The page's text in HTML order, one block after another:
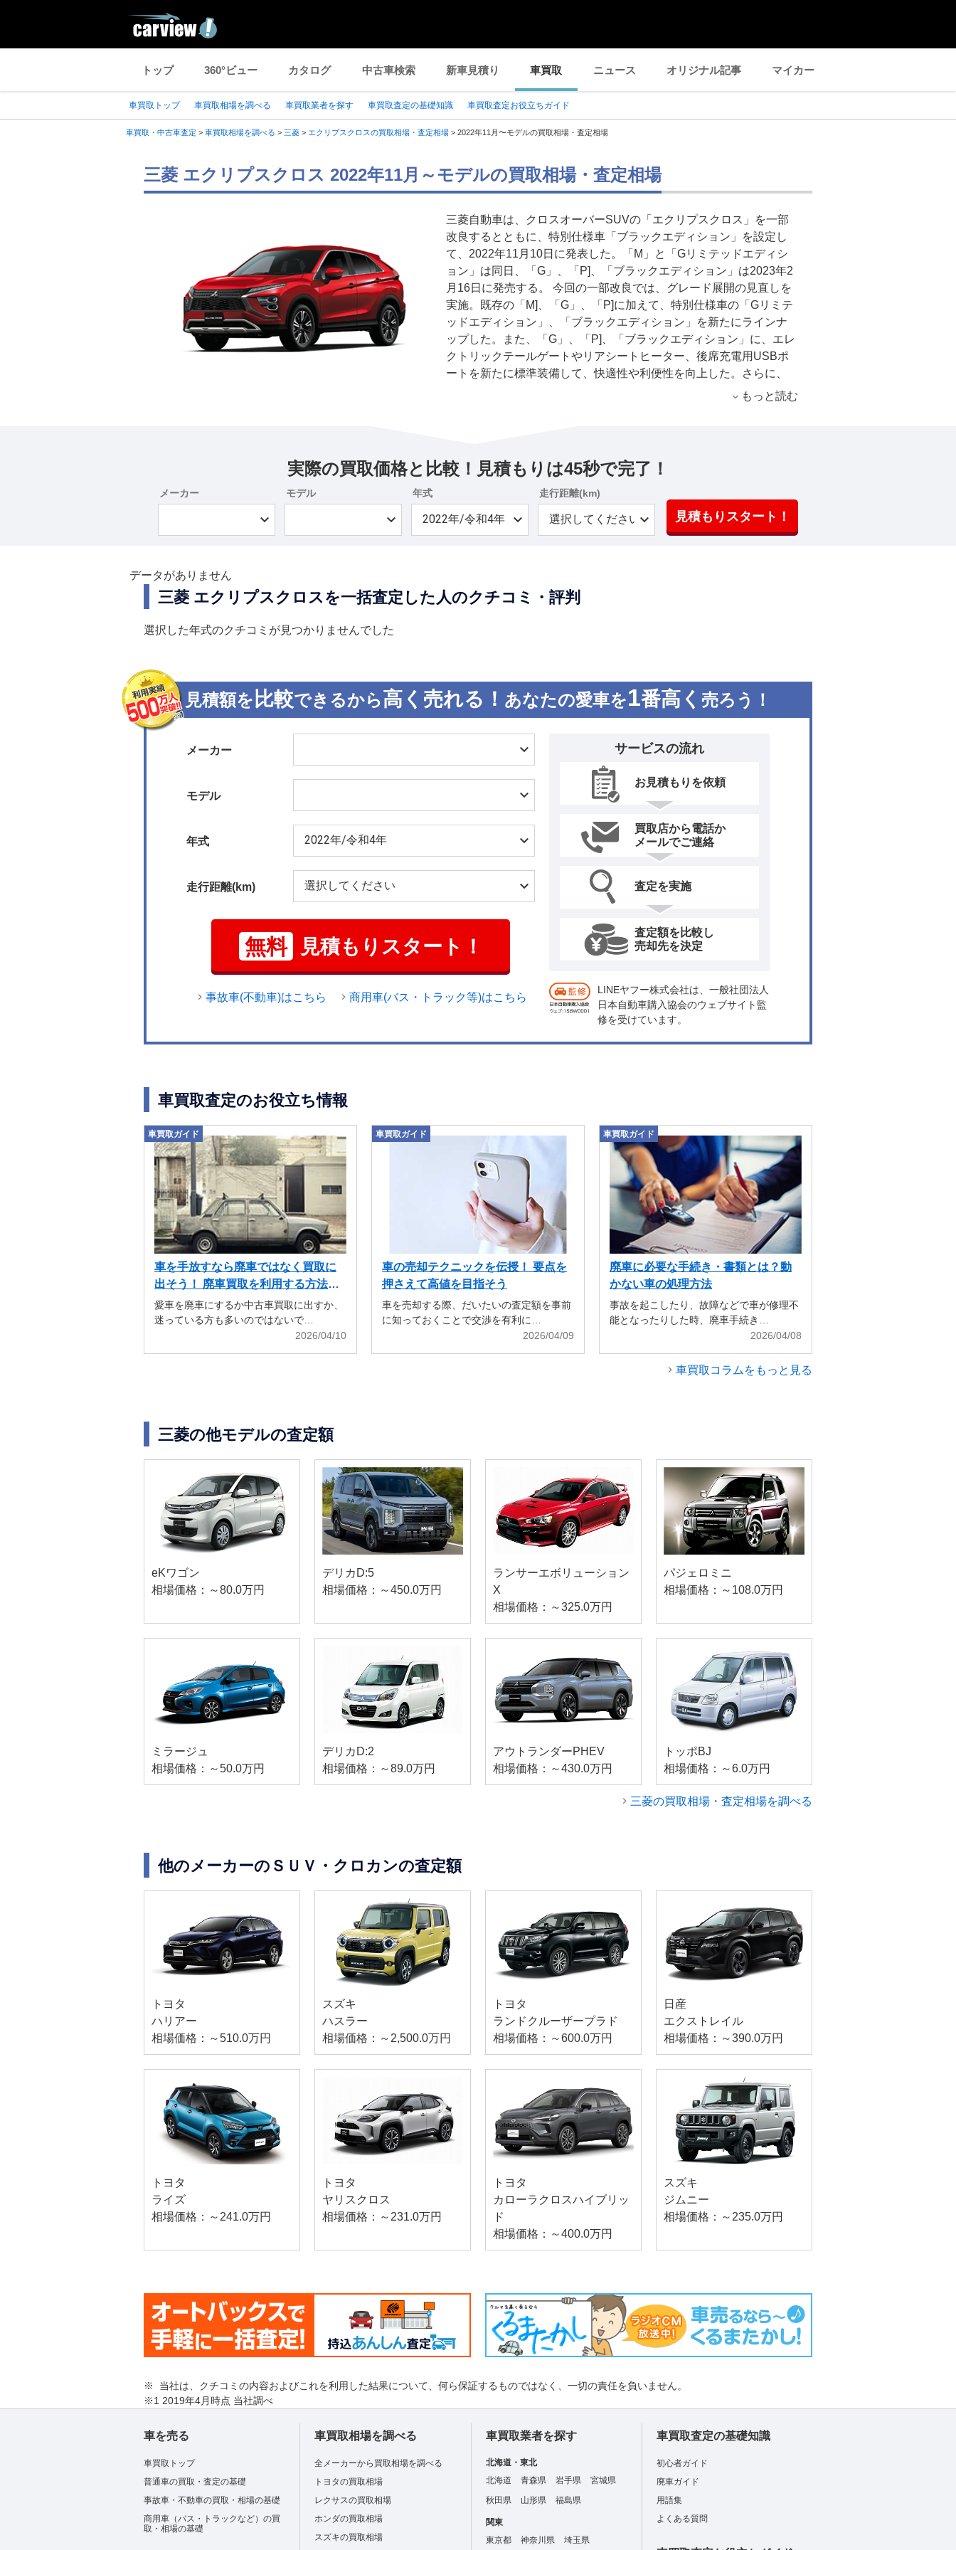
トップ 360°ビュー カタログ 中古車検索 新車見積り 車買取 ニュース オリジナル記事 マイカー
車買取トップ 車買取相場を調べる 車買取業者を探す 車買取査定の基礎知識 車買取査定お役立ちガイド
車買取・中古車査定 > 車買取相場を調べる > 三菱 > エクリプスクロスの買取相場・査定相場 > 2022年11月〜モデルの買取相場・査定相場
三菱 エクリプスクロス 2022年11月～モデルの買取相場・査定相場
三菱自動車は、クロスオーバーSUVの「エクリプスクロス」を一部
改良するとともに、特別仕様車「ブラックエディション」を設定し
て、2022年11月10日に発表した。「M」と「Gリミテッドエディシ
ョン」は同日、「G」、「P]、「ブラックエディション」は2023年2
月16日に発売する。 今回の一部改良では、グレード展開の見直しを
実施。既存の「M]、「G」、「P]に加えて、特別仕様車の「Gリミテ
ッドエディション」、「ブラックエディション」を新たにラインナ
ップした。また、「G」、「P]、「ブラックエディション」に、エレ
クトリックテールゲートやリアシートヒーター、後席充電用USBポ
ートを新たに標準装備して、快適性や利便性を向上した。さらに、
「M]を除くすべてのグレードに、既にPHEVモデルに設定されていた
ーをあしらった特別仕様車だ。エクステリアでは、スキッドプレー
ト（フロント／リア）やサイドドアガーニッシュ、ドアミラーをブ
ラックで統一して、専用ブラック塗装のアルミホイールを装備し
た。インテリアでは、メーターベゼルとセンターパネルガーニッシ
ュをブラック、ドアグリップとインストゥルメントパネルオーナメ
もっと読む
実際の買取価格と比較！見積もりは45秒で完了！
メーカー モデル 年式 走行距離(km)
見積もりスタート！
データがありません
三菱 エクリプスクロスを一括査定した人のクチコミ・評判
選択した年式のクチコミが見つかりませんでした
見積額を 比較できるから高く売れる！ あなたの愛車を1番高く 売ろう！
メーカー
モデル
年式
走行距離(km)
無料 見積もりスタート！
事故車(不動車)はこちら 商用車(バス・トラック等)はこちら
サービスの流れ
お見積もりを依頼
買取店から電話か
メールでご連絡
査定を実施
査定額を比較し
売却先を決定
LINEヤフー株式会社は、一般社団法人
日本自動車購入協会のウェブサイト監
修を受けています。
車買取査定のお役立ち情報
車買取ガイド
車を手放すなら廃車ではなく買取に
出そう！ 廃車買取を利用する方法も
解説
愛車を廃車にするか中古車買取に出すか、
迷っている方も多いのではないで…
2026/04/10
車買取ガイド
車の売却テクニックを伝授！ 要点を
押さえて高値を目指そう
車を売却する際、だいたいの査定額を事前
に知っておくことで交渉を有利に…
2026/04/09
車買取ガイド
廃車に必要な手続き・書類とは？動
かない車の処理方法
事故を起こしたり、故障などで車が修理不
能となったりした時、廃車手続き…
2026/04/08
車買取コラムをもっと見る
三菱の他モデルの査定額
eKワゴン
相場価格：～80.0万円
デリカD:5
相場価格：～450.0万円
ランサーエボリューション
X
相場価格：～325.0万円
パジェロミニ
相場価格：～108.0万円
ミラージュ
相場価格：～50.0万円
デリカD:2
相場価格：～89.0万円
アウトランダーPHEV
相場価格：～430.0万円
トッポBJ
相場価格：～6.0万円
三菱の買取相場・査定相場を調べる
他のメーカーのＳＵＶ・クロカンの査定額
トヨタ
ハリアー
相場価格：～510.0万円
スズキ
ハスラー
相場価格：～2,500.0万円
トヨタ
ランドクルーザープラド
相場価格：～600.0万円
日産
エクストレイル
相場価格：～390.0万円
トヨタ
ライズ
相場価格：～241.0万円
トヨタ
ヤリスクロス
相場価格：～231.0万円
トヨタ
カローラクロスハイブリッ
ド
相場価格：～400.0万円
スズキ
ジムニー
相場価格：～235.0万円
※ 当社は、クチコミの内容およびこれを利用した結果について、何ら保証するものではなく、一切の責任を負いません。
※1 2019年4月時点 当社調べ
車を売る
車買取トップ
普通車の買取・査定の基礎
事故車・不動車の買取・相場の基礎
商用車（バス・トラックなど）の買
取・相場の基礎
車買取相場を調べる
全メーカーから買取相場を調べる
トヨタの買取相場
レクサスの買取相場
ホンダの買取相場
スズキの買取相場
車買取業者を探す
北海道・東北
北海道
青森県 岩手県
宮城県
秋田県
山形県 福島県
関東
東京都
神奈川県 埼玉県
車買取査定の基礎知識
初心者ガイド
廃車ガイド
用語集
よくある質問